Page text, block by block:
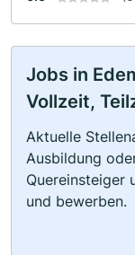
Jobs in
Vollzeit,
Aktuelle
Ausbildung
Quereinsteiger
und bewerben.